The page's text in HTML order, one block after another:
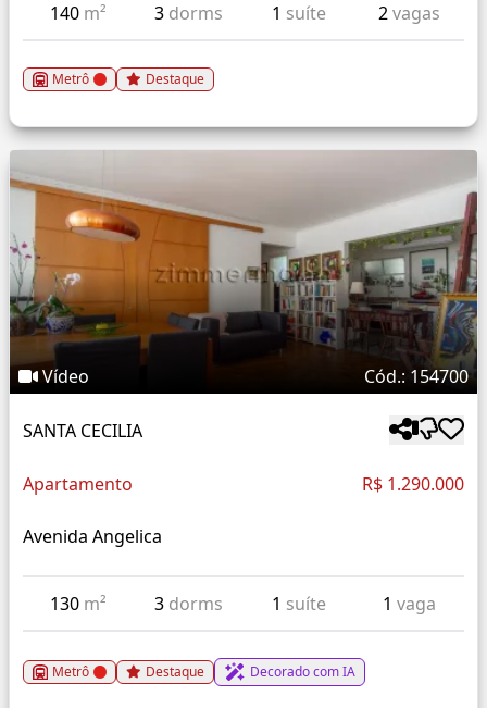
140 m² 3 dorms 1 suíte 2vagas
Metrô Destaque
Vídeo Cód.: 154700
SANTA CECILIA
Apartamento R$ 1.290.000
Avenida Angelica
130 m² 3 dorms 1 suíte 1 vaga
Metrô Destaque Decorado com IA